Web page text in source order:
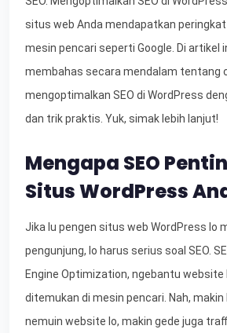
situs web Anda mendapatkan peringkat
mesin pencari seperti Google. Di artikel
membahas secara mendalam tentang
mengoptimalkan SEO di WordPress
dan trik praktis. Yuk, simak lebih lanjut!
Mengapa SEO
Situs WordPress
Jika lu pengen situs web WordPress lo
pengunjung, lo harus serius soal SEO.
Engine Optimization, ngebantu website
ditemukan di mesin pencari. Nah, makin
nemuin website lo, makin gede juga